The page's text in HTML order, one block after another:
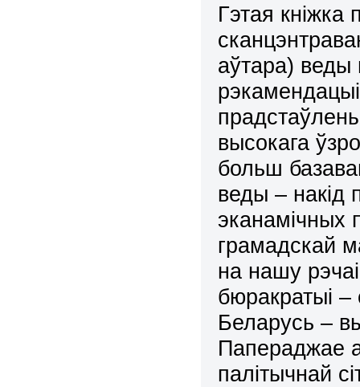
Гэтая кніжка
аўтара) веды
высокага
больш
веды– накід
эканамічных
грамадскай
на нашу
бюракратыі–
Беларусь–
Папераджае
палітычнай